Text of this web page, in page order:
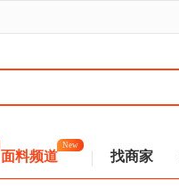
面料频道
New
找商家